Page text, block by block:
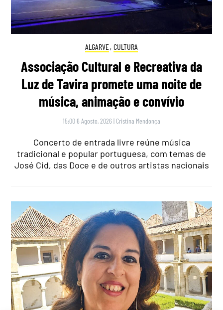
ALGARVE, CULTURA
Associação Cultural e Recreativa da
Luz de Tavira promete uma noite de
música, animação e convívio
15:00 6 Agosto, 2026 | Cristina Mendonça
Concerto de entrada livre reúne música
tradicional e popular portuguesa, com temas de
José Cid, das Doce e de outros artistas nacionais